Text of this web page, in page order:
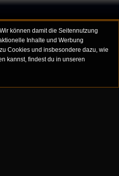
können damit die Seitennutzung
Inhalte und Werbung
Cookies und insbesondere dazu, wie
kannst, findest du in unseren